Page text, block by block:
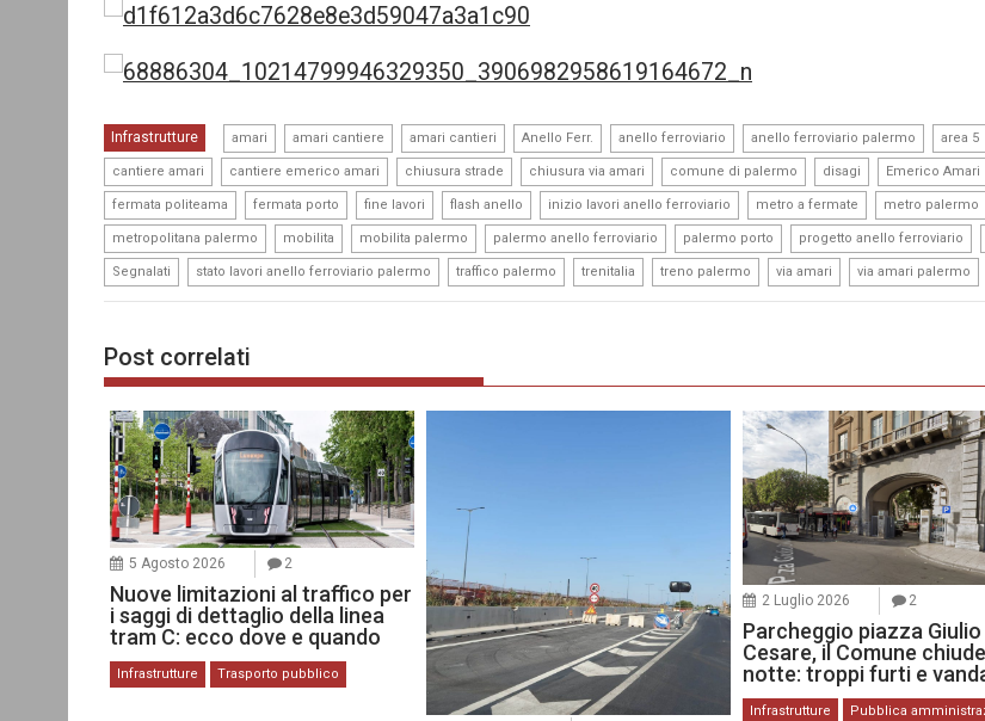
Infrastrutture amari amari cantiere amari cantieri Anello Ferr. anello ferroviario anello ferroviario palermo area 5
cantiere amari cantiere emerico amari chiusura strade chiusura via amari comune di palermo disagi Emerico Amari
fermata politeama fermata porto fine lavori flash anello inizio lavori anello ferroviario metro a fermate metro palermo
metropolitana palermo mobilita mobilita palermo palermo anello ferroviario palermo porto progetto anello ferroviario
Segnalati stato lavori anello ferroviario palermo traffico palermo trenitalia treno palermo via amari via amari palermo
Post correlati
5 Agosto 2026 2
Nuove limitazioni al traffico per
i saggi di dettaglio della linea
tram C: ecco dove e quando
Infrastrutture Trasporto pubblico
2 Luglio 2026 2
Parcheggio piazza Giulio
Cesare, il Comune
notte: troppi furti e
Infrastrutture Pubblica